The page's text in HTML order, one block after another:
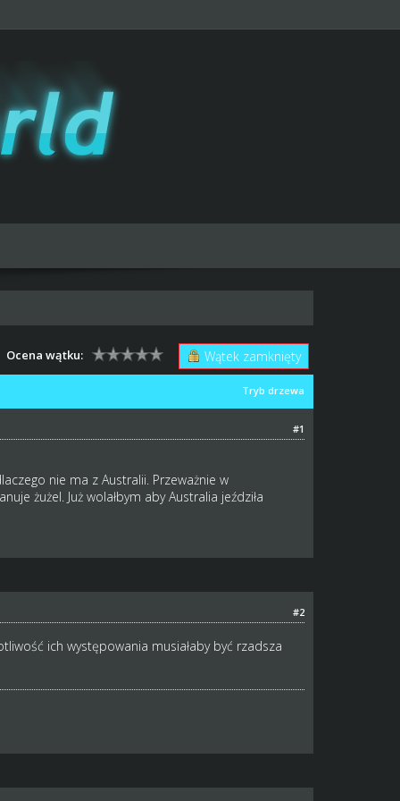
Wątek zamknięty
Ocena wątku:
Tryb drzewa
#1
nie ma z Australii. Przeważnie w
żużel. Już wolałbym aby Australia jeździła
#2
ich występowania musiałaby być rzadsza